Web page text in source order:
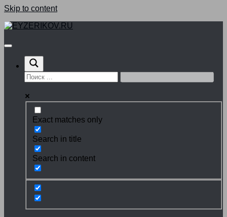
Skip to content
Exact matches only
Search in title
Search in content